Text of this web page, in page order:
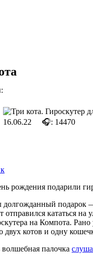
16.06.22
🎧: 14470
рождения подарили
долгожданный подарок
кататься на
на Компота.
двух котов и одну
волшебная палочка